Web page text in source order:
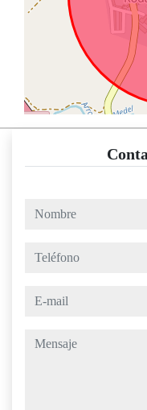
nombre
teléfono
e-mail
mensaje